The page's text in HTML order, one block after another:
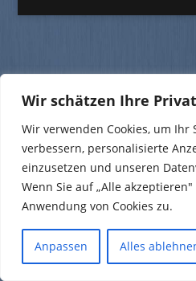
Wir schätzen Ihre
Wir verwenden Cookies, um Ihr
verbessern, personalisierte
einzusetzen und unseren
Wenn Sie auf „Alle
Anwendung von Cookies zu.
Anpassen Alles